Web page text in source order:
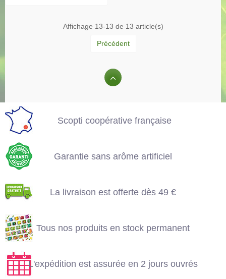
Affichage 13-13 de 13 article(s)
Précédent
Scopti coopérative
française
Scopti coopérative française
Garantie sans arôme
artificiel
Garantie sans arôme artificiel
La livraison est offerte
dès 49 €
La livraison est offerte dès 49 €
Tous nos produits en
stock permanent
Tous nos produits en stock permanent
L'expédition est
assurée en 2 jours
ouvrés
L'expédition est assurée en 2 jours ouvrés
Votre règlement en
toute sécurité